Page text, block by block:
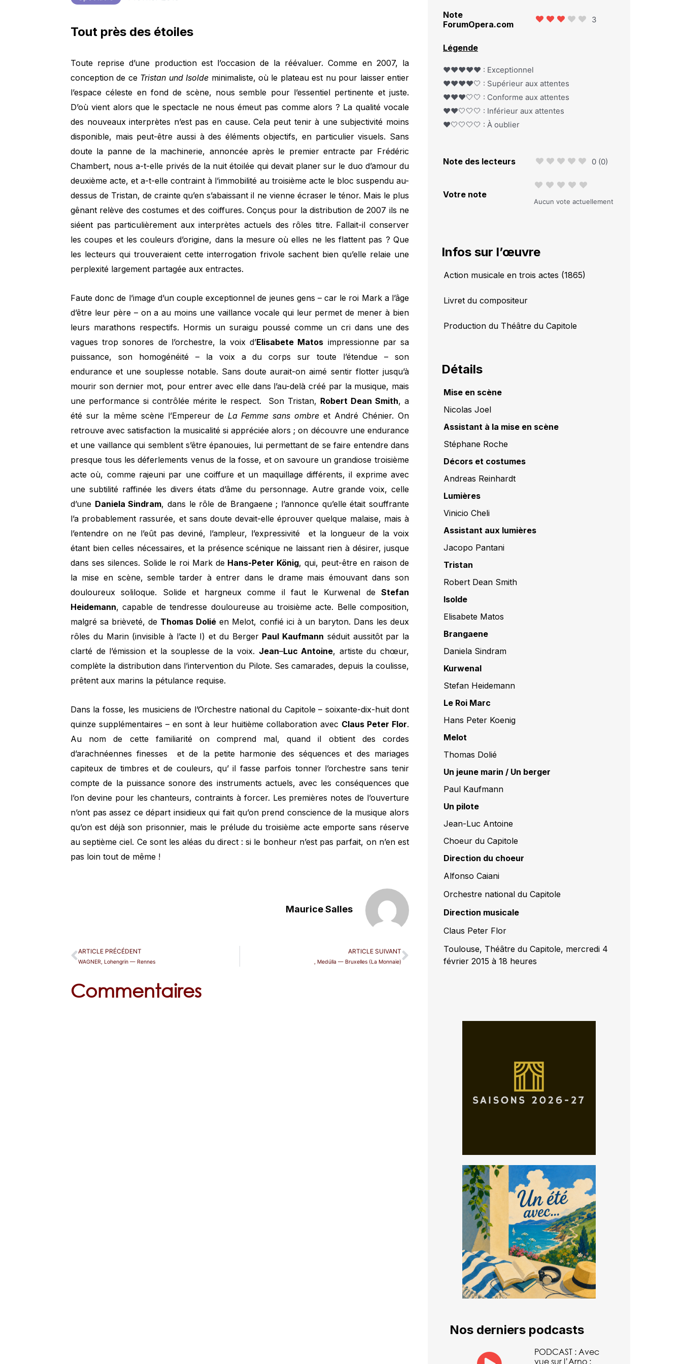
Tout près des étoiles
Toute reprise d’une production est l’occasion de la réévaluer. Comme en 2007, la
conception de ce Tristan und Isolde minimaliste, où le plateau est nu pour laisser entier
l’espace céleste en fond de scène, nous semble pour l’essentiel pertinente et juste.
D’où vient alors que le spectacle ne nous émeut pas comme alors ? La qualité vocale
des nouveaux interprètes n’est pas en cause. Cela peut tenir à une subjectivité moins
disponible, mais peut-être aussi à des éléments objectifs, en particulier visuels. Sans
doute la panne de la machinerie, annoncée après le premier entracte par Frédéric
Chambert, nous a-t-elle privés de la nuit étoilée qui devait planer sur le duo d’amour du
deuxième acte, et a-t-elle contraint à l’immobilité au troisième acte le bloc suspendu au-
dessus de Tristan, de crainte qu’en s’abaissant il ne vienne écraser le ténor. Mais le plus
gênant relève des costumes et des coiffures. Conçus pour la distribution de 2007 ils ne
siéent pas particulièrement aux interprètes actuels des rôles titre. Fallait-il conserver
les coupes et les couleurs d’origine, dans la mesure où elles ne les flattent pas ? Que
les lecteurs qui trouveraient cette interrogation frivole sachent bien qu’elle relaie une
perplexité largement partagée aux entractes.
Faute donc de l’image d’un couple exceptionnel de jeunes gens – car le roi Mark a l’âge
d’être leur père – on a au moins une vaillance vocale qui leur permet de mener à bien
leurs marathons respectifs. Hormis un suraigu poussé comme un cri dans une des
vagues trop sonores de l’orchestre, la voix d’Elisabete Matos impressionne par sa
puissance, son homogénéité – la voix a du corps sur toute l’étendue – son
endurance et une souplesse notable. Sans doute aurait-on aimé sentir flotter jusqu’à
mourir son dernier mot, pour entrer avec elle dans l’au-delà créé par la musique, mais
une performance si contrôlée mérite le respect. Son Tristan, Robert Dean Smith, a
été sur la même scène l’Empereur de La Femme sans ombreet André Chénier. On
retrouve avec satisfaction la musicalité si appréciée alors ; on découvre une endurance
et une vaillance qui semblent s’être épanouies, lui permettant de se faire entendre dans
presque tous les déferlements venus de la fosse, et on savoure un grandiose troisième
acte où, comme rajeuni par une coiffure et un maquillage différents, il exprime avec
une subtilité raffinée les divers états d’âme du personnage. Autre grande voix, celle
d’une Daniela Sindram, dans le rôle de Brangaene ; l’annonce qu’elle était souffrante
l’a probablement rassurée, et sans doute devait-elle éprouver quelque malaise, mais à
l’entendre on ne l’eût pas deviné, l’ampleur, l’expressivité et la longueur de la voix
étant bien celles nécessaires, et la présence scénique ne laissant rien à désirer, jusque
dans ses silences. Solide le roi Mark de Hans-Peter König, qui, peut-être en raison de
la mise en scène, semble tarder à entrer dans le drame mais émouvant dans son
douloureux soliloque. Solide et hargneux comme il faut le Kurwenal de Stefan
Heidemann, capable de tendresse douloureuse au troisième acte. Belle composition,
malgré sa brièveté, de Thomas Dolié en Melot, confié ici à un baryton. Dans les deux
rôles du Marin (invisible à l’acte I) et du Berger Paul Kaufmann séduit aussitôt par la
clarté de l’émission et la souplesse de la voix. Jean–Luc Antoine, artiste du chœur,
complète la distribution dans l’intervention du Pilote. Ses camarades, depuis la coulisse,
prêtent aux marins la pétulance requise.
Dans la fosse, les musiciens de l’Orchestre national du Capitole – soixante-dix-huit dont
quinze supplémentaires – en sont à leur huitième collaboration avec Claus Peter Flor.
Au nom de cette familiarité on comprend mal, quand il obtient des cordes
d’arachnéennes finesses et de la petite harmonie des séquences et des mariages
capiteux de timbres et de couleurs, qu’ il fasse parfois tonner l’orchestre sans tenir
compte de la puissance sonore des instruments actuels, avec les conséquences que
l’on devine pour les chanteurs, contraints à forcer. Les premières notes de l’ouverture
n’ont pas assez ce départ insidieux qui fait qu’on prend conscience de la musique alors
qu’on est déjà son prisonnier, mais le prélude du troisième acte emporte sans réserve
au septième ciel. Ce sont les aléas du direct : si le bonheur n’est pas parfait, on n’en est
pas loin tout de même !
Maurice Salles
ARTICLE PRÉCÉDENT
WAGNER, Lohengrin — Rennes
ARTICLE SUIVANT
, Medúlla — Bruxelles (La Monnaie)
Commentaires
Note
ForumOpera.com
3
Légende
❤️❤️❤️❤️❤️ : Exceptionnel
❤️❤️❤️❤️🤍 : Supérieur aux attentes
❤️❤️❤️🤍🤍 : Conforme aux attentes
❤️❤️🤍🤍🤍 : Inférieur aux attentes
❤️🤍🤍🤍🤍 : À oublier
Note des lecteurs 0 (0)
Votre note
Aucun vote actuellement
Infos sur l’œuvre
Action musicale en trois actes (1865)
Livret du compositeur
Production du Théâtre du Capitole
Détails
Mise en scène
Nicolas Joel
Assistant à la mise en scène
Stéphane Roche
Décors et costumes
Andreas Reinhardt
Lumières
Vinicio Cheli
Assistant aux lumières
Jacopo Pantani
Tristan
Robert Dean Smith
Isolde
Elisabete Matos
Brangaene
Daniela Sindram
Kurwenal
Stefan Heidemann
Le Roi Marc
Hans Peter Koenig
Melot
Thomas Dolié
Un jeune marin / Un berger
Paul Kaufmann
Un pilote
Jean-Luc Antoine
Choeur du Capitole
Direction du choeur
Alfonso Caiani
Orchestre national du Capitole
Direction musicale
Claus Peter Flor
Toulouse, Théâtre du Capitole, mercredi 4
février 2015 à 18 heures
Nos derniers podcasts
PODCAST : Avec
vue sur l’Arno :